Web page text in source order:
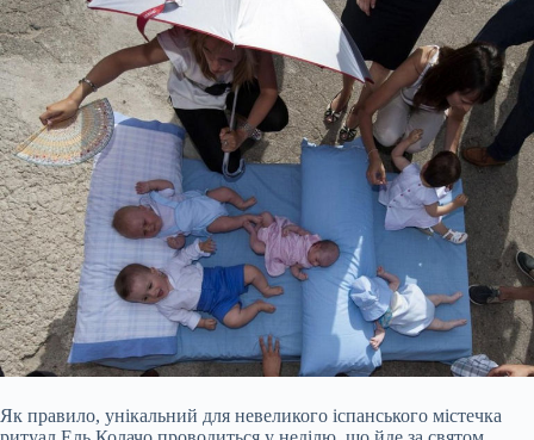
Як правило, унікальний для невеликого іспанського містечка